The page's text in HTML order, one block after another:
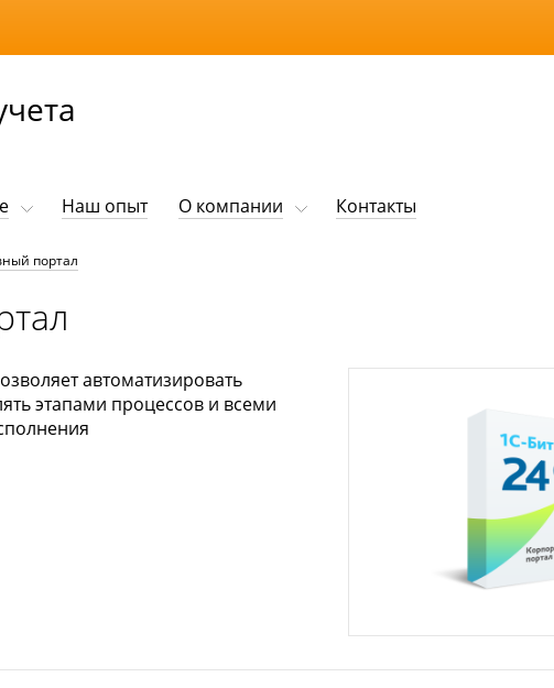
Наш опыт О компании Контакты
портал
автоматизировать
этапами процессов и всеми